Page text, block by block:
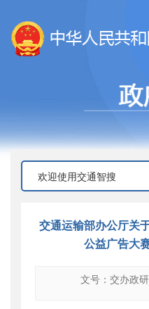
交通运输部办公厅关
公益广告大
文号：交办政
交办政